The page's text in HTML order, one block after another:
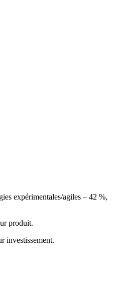
expérimentales/agiles – 42 %,
produit.
investissement.